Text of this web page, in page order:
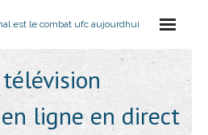
est le combat ufc aujourdhui
ligne en direct